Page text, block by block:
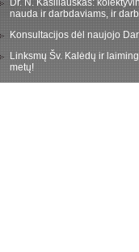
Dr. N. Kasiliauskas:
nauda ir darbdaviams, ir
Konsultacijos dėl naujojo
Linksmų Šv. Kalėdų ir
metų!